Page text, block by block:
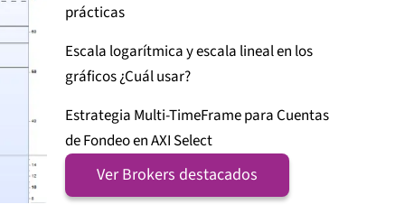
prácticas
Escala logarítmica y escala lineal en los
gráficos ¿Cuál usar?
Estrategia Multi-TimeFrame para Cuentas
de Fondeo en AXI Select
Ver Brokers destacados